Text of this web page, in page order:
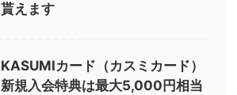
貰えます
KASUMIカード（カスミカード）
新規入会特典は最大5,000円相当